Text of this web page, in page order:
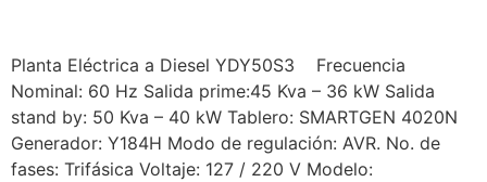
Planta Eléctrica a Diesel YDY50S3 Frecuencia
Nominal: 60 Hz Salida prime:45 Kva – 36 kW Salida
stand by: 50 Kva – 40 kW Tablero: SMARTGEN 4020N
Generador: Y184H Modo de regulación: AVR. No. de
fases: Trifásica Voltaje: 127 / 220 V Modelo: